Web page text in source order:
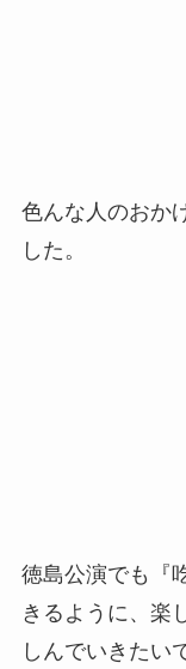
色んな人のおか
した。
徳島公演でも『
きるように、楽
しんでいきたい